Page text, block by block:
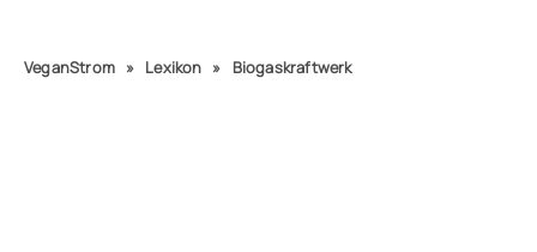
VeganStrom » Lexikon » Biogaskraftwerk